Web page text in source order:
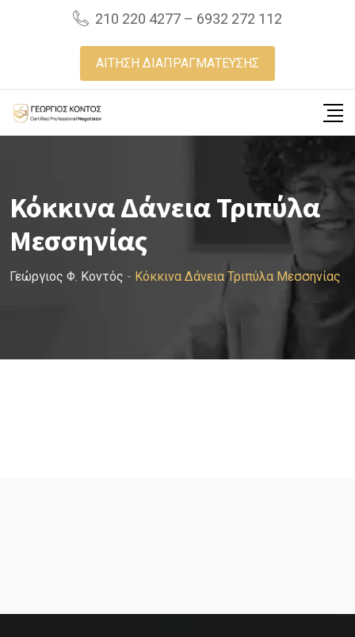
210 220 4277 – 6932 272 112
ΑΙΤΗΣΗ ΔΙΑΠΡΑΓΜΑΤΕΥΣΗΣ
Κόκκινα Δάνεια Τριπύλα
Μεσσηνίας
Γεώργιος Φ. Κοντός - Κόκκινα Δάνεια Τριπύλα Μεσσηνίας